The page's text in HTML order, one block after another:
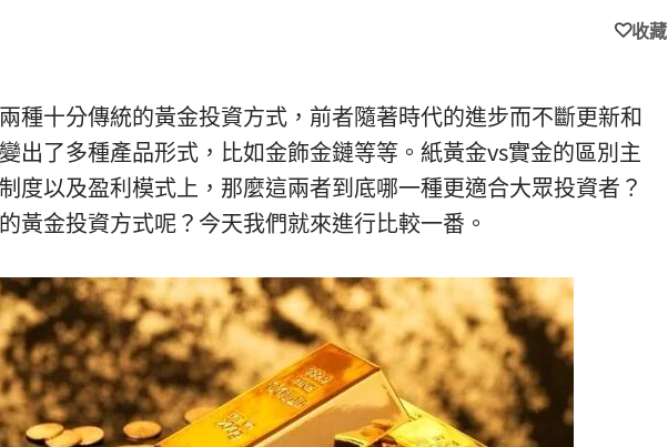
收藏
種十分傳統的黃金投資方式，前者隨著時代的進步而不斷更新和
出了多種產品形式，比如金飾金鏈等等。紙黃金vs實金的區別主
度以及盈利模式上，那麼這兩者到底哪一種更適合大眾投資者？
黃金投資方式呢？今天我們就來進行比較一番。